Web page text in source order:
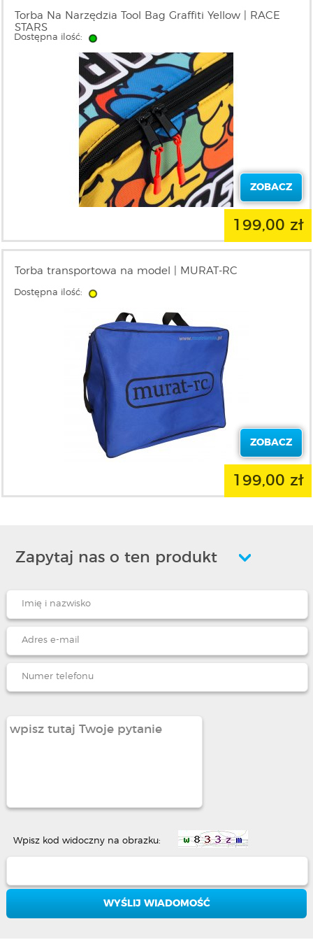
Torba Na Narzędzia Tool Bag Graffiti Yellow | RACE
STARS
Dostępna ilość:
ZOBACZ
199,00 zł
Torba transportowa na model | MURAT-RC
Dostępna ilość:
ZOBACZ
199,00 zł
Zapytaj nas o ten produkt
Wpisz kod widoczny na obrazku: